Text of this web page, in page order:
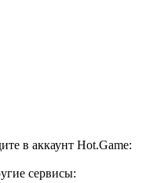
в аккаунт Hot.Game:
сервисы: